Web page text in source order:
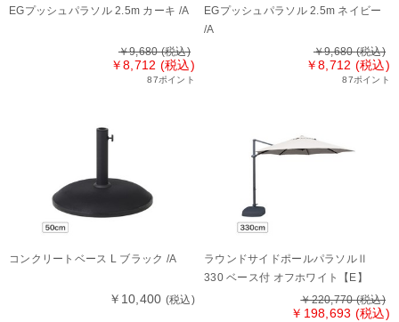
EGプッシュパラソル 2.5m カーキ /A
￥9,680(税込)
￥8,712 (税込)
87ポイント
EGプッシュパラソル 2.5m ネイビー
/A
￥9,680(税込)
￥8,712 (税込)
87ポイント
コンクリートベース L ブラック /A
￥10,400 (税込)
ラウンドサイドポールパラソルⅡ
330 ベース付 オフホワイト【E】
￥220,770(税込)
￥198,693 (税込)